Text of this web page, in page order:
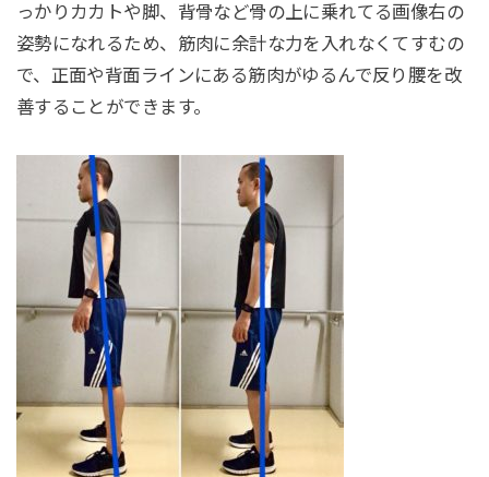
っかりカカトや脚、背骨など骨の上に乗れてる画像右の
姿勢になれるため、筋肉に余計な力を入れなくてすむの
で、正面や背面ラインにある筋肉がゆるんで反り腰を改
善することができます。